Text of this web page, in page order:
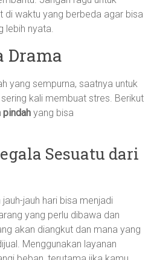
di waktu yang berbeda agar bisa
lebih nyata.
Drama
yang sempurna, saatnya untuk
kali membuat stres. Berikut
pindah yang bisa
Sesuatu dari
jauh hari bisa menjadi
yang perlu dibawa dan
akan diangkut dan mana yang
Menggunakan layanan